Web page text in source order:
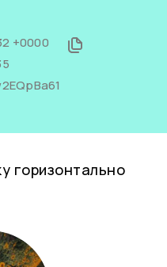
+0000
горизонтально